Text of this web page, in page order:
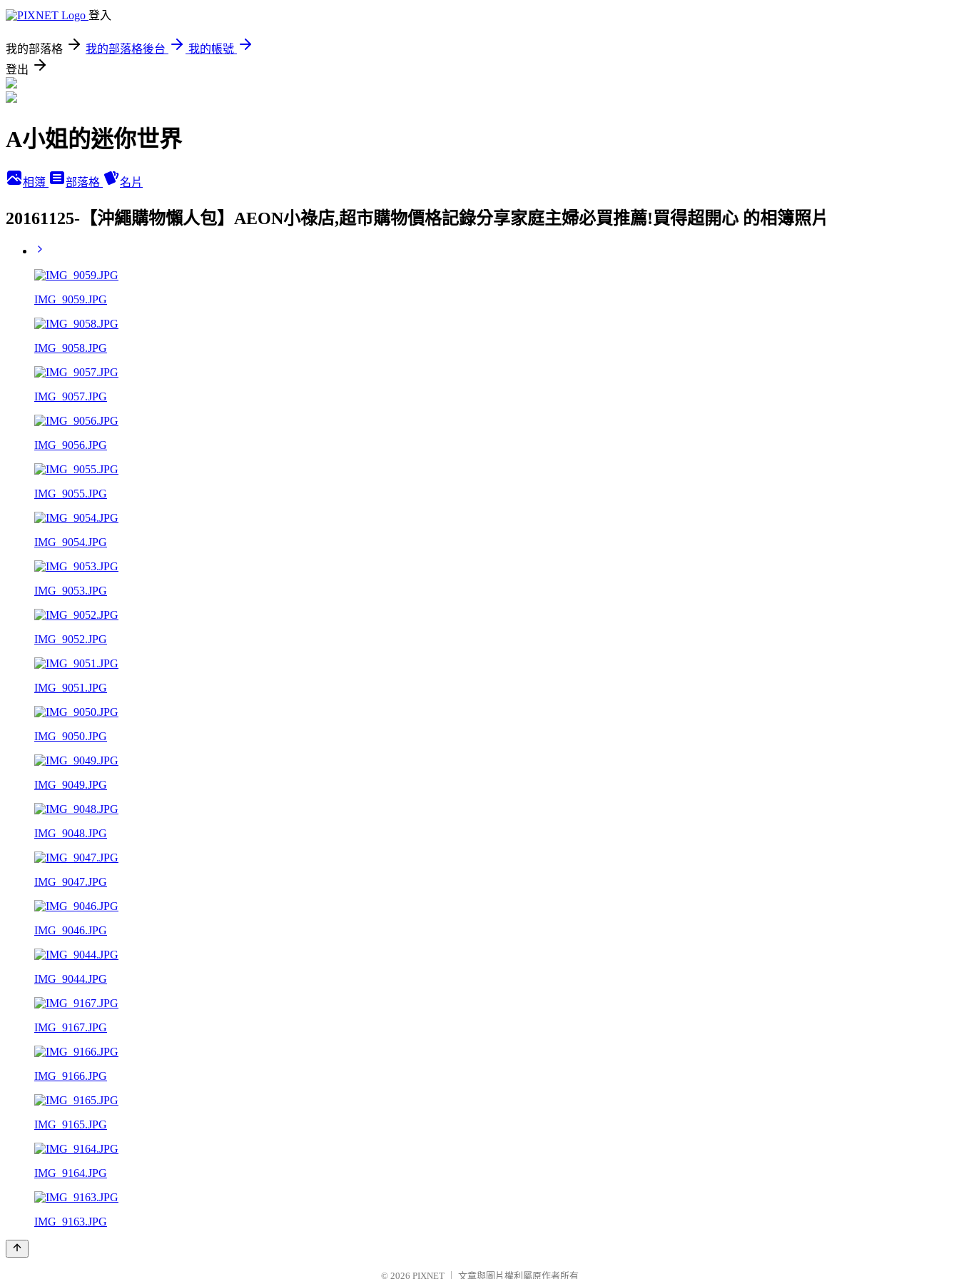
登入
我的部落格 我的部落格後台
我的帳號
登出
A小姐的迷你世界
相簿 部落格 名片
20161125-【沖繩購物懶人包】AEON小祿店,超市購物價格記錄分享家庭主婦必買推薦!買得超開心 的相簿照片
IMG_9059.JPG
IMG_9058.JPG
IMG_9057.JPG
IMG_9056.JPG
IMG_9055.JPG
IMG_9054.JPG
IMG_9053.JPG
IMG_9052.JPG
IMG_9051.JPG
IMG_9050.JPG
IMG_9049.JPG
IMG_9048.JPG
IMG_9047.JPG
IMG_9046.JPG
IMG_9044.JPG
IMG_9167.JPG
IMG_9166.JPG
IMG_9165.JPG
IMG_9164.JPG
IMG_9163.JPG
© 2026 PIXNET 文章與圖片權利屬原作者所有